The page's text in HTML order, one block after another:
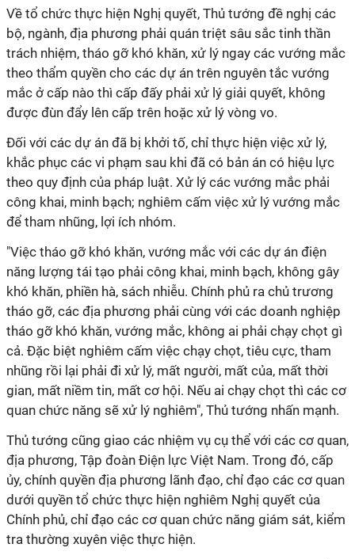
Về tổ chức thực hiện Nghị quyết, Thủ tướng đề nghị các
bộ, ngành, địa phương phải quán triệt sâu sắc tinh thần
trách nhiệm, tháo gỡ khó khăn, xử lý ngay các vướng mắc
theo thẩm quyền cho các dự án trên nguyên tắc vướng
mắc ở cấp nào thì cấp đấy phải xử lý giải quyết, không
được đùn đẩy lên cấp trên hoặc xử lý vòng vo.
Đối với các dự án đã bị khởi tố, chỉ thực hiện việc xử lý,
khắc phục các vi phạm sau khi đã có bản án có hiệu lực
theo quy định của pháp luật. Xử lý các vướng mắc phải
công khai, minh bạch; nghiêm cấm việc xử lý vướng mắc
để tham nhũng, lợi ích nhóm.
"Việc tháo gỡ khó khăn, vướng mắc với các dự án điện
năng lượng tái tạo phải công khai, minh bạch, không gây
khó khăn, phiền hà, sách nhiễu. Chính phủ ra chủ trương
tháo gỡ, các địa phương phải cùng với các doanh nghiệp
tháo gỡ khó khăn, vướng mắc, không ai phải chạy chọt gì
cả. Đặc biệt nghiêm cấm việc chạy chọt, tiêu cực, tham
nhũng rồi lại phải đi xử lý, mất người, mất của, mất thời
gian, mất niềm tin, mất cơ hội. Nếu ai chạy chọt thì các cơ
quan chức năng sẽ xử lý nghiêm", Thủ tướng nhấn mạnh.
Thủ tướng cũng giao các nhiệm vụ cụ thể với các cơ quan,
địa phương, Tập đoàn Điện lực Việt Nam. Trong đó, cấp
ủy, chính quyền địa phương lãnh đạo, chỉ đạo các cơ quan
dưới quyền tổ chức thực hiện nghiêm Nghị quyết của
Chính phủ, chỉ đạo các cơ quan chức năng giám sát, kiểm
tra thường xuyên việc thực hiện.